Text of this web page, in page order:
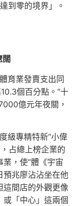
到零的境界」。
育業發賣支出同
個百分點。“十
億元年夜關，
級專精特新“小偉
占總上榜企業的
，使“體《宇宙
預兆廖沾沾坐在他
這間店的外觀更像
「中心」這兩個